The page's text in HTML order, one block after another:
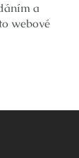
a
webové